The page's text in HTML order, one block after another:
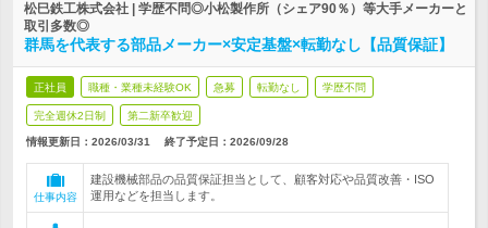
松巳鉄工株式会社 | 学歴不問◎小松製作所（シェア90％）等大手メーカーと
取引多数◎
群馬を代表する部品メーカー×安定基盤×転勤なし【品質保証】
正社員 職種・業種未経験OK 急募 転勤なし 学歴不問
完全週休2日制 第二新卒歓迎
情報更新日：2026/03/31 終了予定日： 2026/09/28
仕事内容
建設機械部品の品質保証担当として、顧客対応や品質改善・ISO
運用などを担当します。